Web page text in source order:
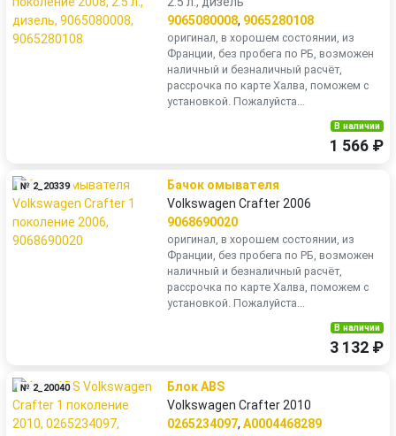
9065080008, 9065280108
оригинал, в хорошем состоянии, из
Франции, без пробега по РБ, возможен
наличный и безналичный расчёт,
рассрочка по карте Халва, поможем с
установкой. Пожалуйста...
В наличии
1 566 ₽
№ 2_20339
Бачок омывателя
Volkswagen Crafter 2006
9068690020
оригинал, в хорошем состоянии, из
Франции, без пробега по РБ, возможен
наличный и безналичный расчёт,
рассрочка по карте Халва, поможем с
установкой. Пожалуйста...
В наличии
3 132 ₽
№ 2_20040
Блок ABS
Volkswagen Crafter 2010
0265234097, A0004468289